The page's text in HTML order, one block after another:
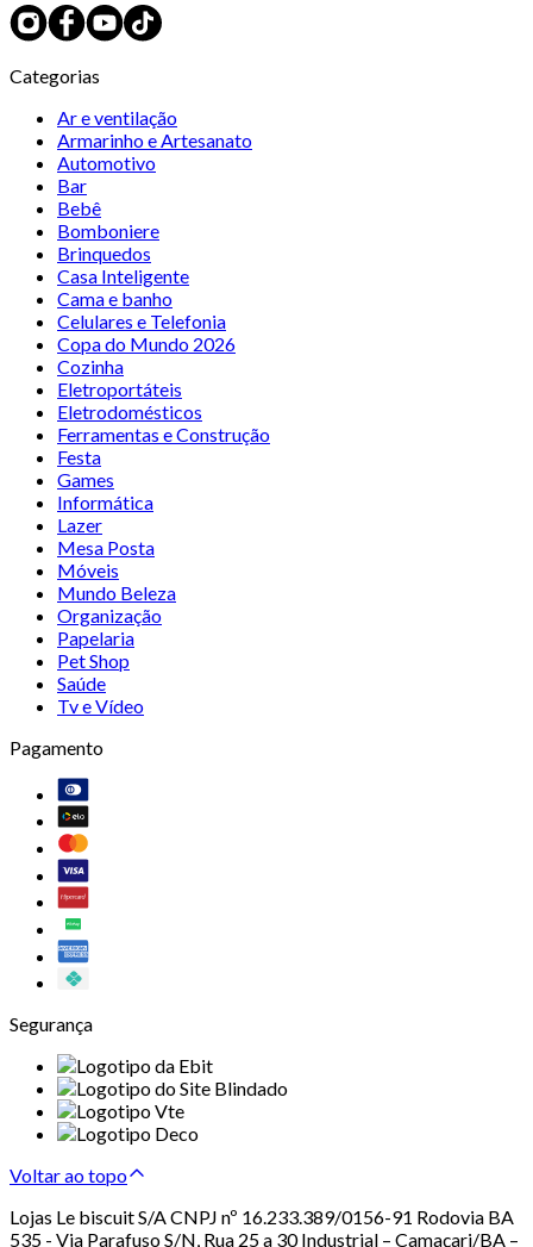
Categorias
Ar e ventilação
Armarinho e Artesanato
Automotivo
Bar
Bebê
Bomboniere
Brinquedos
Casa Inteligente
Cama e banho
Celulares e Telefonia
Copa do Mundo 2026
Cozinha
Eletroportáteis
Eletrodomésticos
Ferramentas e Construção
Festa
Games
Informática
Lazer
Mesa Posta
Móveis
Mundo Beleza
Organização
Papelaria
Pet Shop
Saúde
Tv e Vídeo
Pagamento
Segurança
Voltar ao topo
Lojas Le biscuit S/A CNPJ nº 16.233.389/0156-91 Rodovia BA
535 - Via Parafuso S/N, Rua 25 a 30 Industrial – Camaçari/BA –